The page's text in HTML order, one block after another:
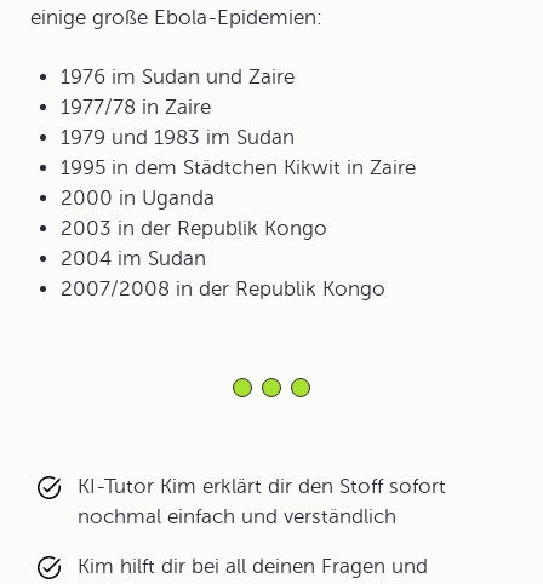
einige große Ebola-Epidemien:
1976 im Sudan und Zaire
1977/78 in Zaire
1979 und 1983 im Sudan
1995 in dem Städtchen Kikwit in Zaire
2000 in Uganda
2003 in der Republik Kongo
2004 im Sudan
2007/2008 in der Republik Kongo
KI-Tutor Kim erklärt dir den Stoff sofort
nochmal einfach und verständlich
Kim hilft dir bei all deinen Fragen und